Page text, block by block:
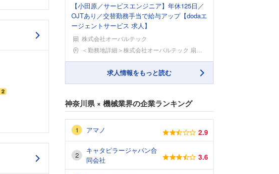
【小田原／サービスエンジニア】年休125日／
OJTあり／交替勤務手当で給与アップ【dodaエ
ージェントサービス 求人】
株式会社オーバルテック
勤務地＜勤務地詳細＞株式会社オーバルテック 扇町工場住所
求人情報をもっと読む
神奈川県× 機械業界の企業ランキング
アマノ 2.9
キャタピラージャパン合
同会社
3.6